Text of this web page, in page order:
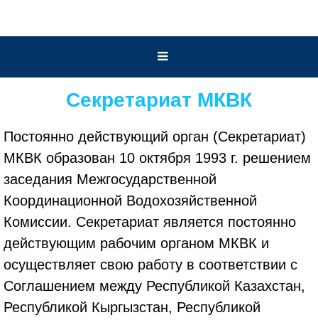
Секретариат МКВК
Постоянно действующий орган (Секретариат)
МКВК образован 10 октября 1993 г. решением
заседания Межгосударственной
Координационной Водохозяйственной
Комиссии. Секретариат является постоянно
действующим рабочим органом МКВК и
осуществляет свою работу в соответствии с
Соглашением между Республикой Казахстан,
Республикой Кыргызстан, Республикой